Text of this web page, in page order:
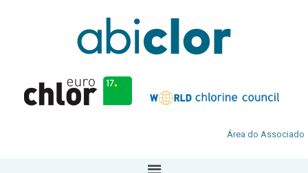
Área do Associado